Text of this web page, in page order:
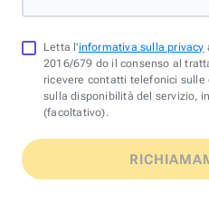
Letta l'informativa sulla privacy
2016/679 do il consenso al
ricevere contatti telefonici
sulla disponibilità del servizio,
(facoltativo).